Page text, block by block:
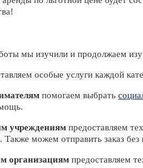
мы изучили и продолжаем
особые услуги каждой
помогаем выбрать
учреждениям предоставляем
Также можем отправить заказ
организациям предоставляем